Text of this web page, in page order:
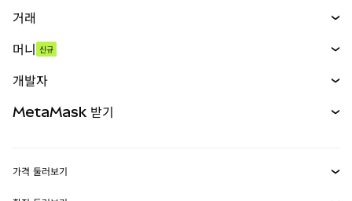
거래
무기한 선물
실물자산
머니 신규
개발자
MetaMask 받기
가격 둘러보기